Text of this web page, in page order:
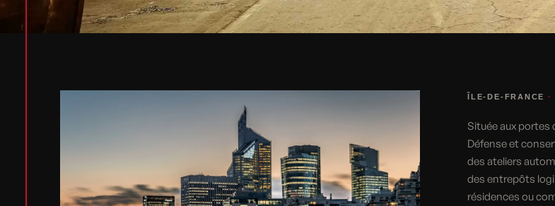
ÎLE-DE-FRANCE ·
Située aux portes
Défense et
des ateliers
des entrepôts
résidences ou